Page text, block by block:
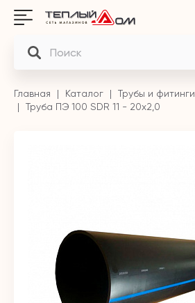
Главная Каталог Трубы и фитинги
Труба ПЭ 100 SDR 11 - 20х2,0